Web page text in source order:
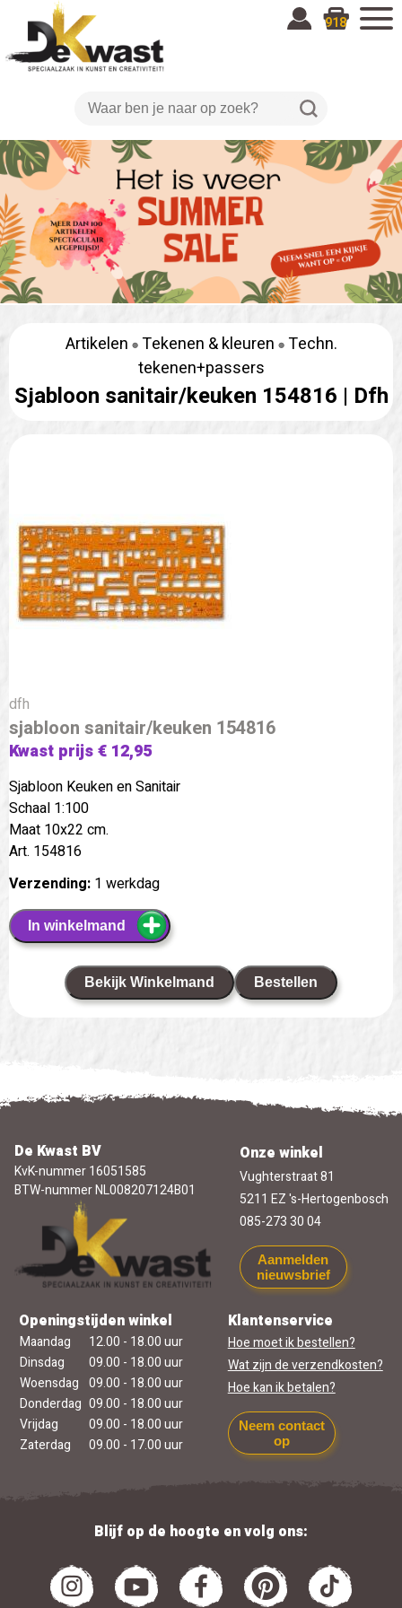
918
Artikelen Tekenen & kleuren Techn.
tekenen+passers
Sjabloon sanitair/keuken 154816 | Dfh
dfh
sjabloon sanitair/keuken 154816
Kwast prijs € 12,95
Sjabloon Keuken en Sanitair
Schaal 1:100
Maat 10x22 cm.
Art. 154816
Verzending: 1 werkdag
In winkelmand
Bekijk Winkelmand Bestellen
De Kwast BV
KvK-nummer 16051585
BTW-nummer NL008207124B01
Onze winkel
Vughterstraat 81
5211 EZ 's-Hertogenbosch
085-273 30 04
Aanmelden
nieuwsbrief
Openingstijden winkel
Maandag
12.00 - 18.00 uur
Dinsdag
09.00 - 18.00 uur
Woensdag 09.00 - 18.00 uur
Donderdag 09.00 - 18.00 uur
Vrijdag
09.00 - 18.00 uur
Zaterdag
09.00 - 17.00 uur
Klantenservice
Hoe moet ik bestellen?
Wat zijn de verzendkosten?
Hoe kan ik betalen?
Neem contact
op
Blijf op de hoogte en volg ons: